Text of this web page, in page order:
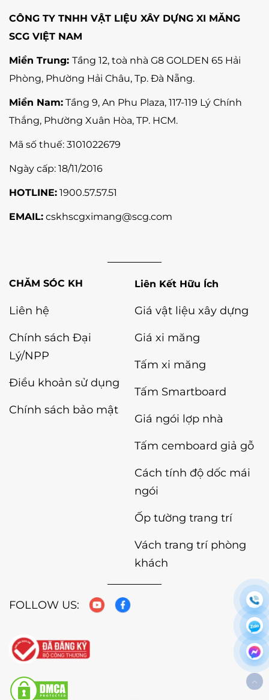
CÔNG TY TNHH VẬT LIỆU XÂY DỰNG XI MĂNG
SCG VIỆT NAM
Miền Trung: Tầng 12, toà nhà G8 GOLDEN 65 Hải
Phòng, Phường Hải Châu, Tp. Đà Nẵng.
Miền Nam: Tầng 9, An Phu Plaza, 117-119 Lý Chính
Thắng, Phường Xuân Hòa, TP. HCM.
Mã số thuế: 3101022679
Ngày cấp: 18/11/2016
HOTLINE: 1900.57.57.51
EMAIL: cskhscgximang@scg.com
Liên hệ
Chính sách Đại
Lý/NPP
Điều khoản sử dụng
Chính sách bảo mật
Liên Kết Hữu Ích
Giá vật liệu xây dựng
Giá xi măng
Tấm xi măng
Tấm Smartboard
Giá ngói lợp nhà
Tấm cemboard giả gỗ
Cách tính độ dốc mái
ngói
Ốp tường trang trí
Vách trang trí phòng
khách
FOLLOW US: